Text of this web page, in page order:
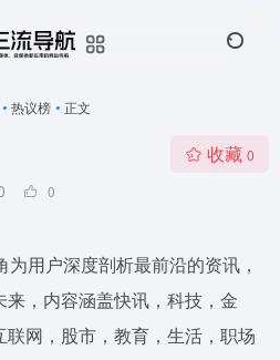
• 热议榜 • 正文
0
收藏 0
用户深度剖析最前沿的资讯，
，内容涵盖快讯，科技，金
网，股市，教育，生活，职场